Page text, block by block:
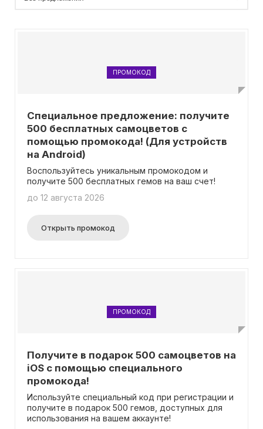
ПРОМОКОД
Специальное предложение: получите
500 бесплатных самоцветов с
помощью промокода! (Для устройств
на Android)
Воспользуйтесь уникальным промокодом и
получите 500 бесплатных гемов на ваш счет!
до 12 августа 2026
Открыть промокод
ПРОМОКОД
Получите в подарок 500 самоцветов на
iOS с помощью специального
промокода!
Используйте специальный код при регистрации и
получите в подарок 500 гемов, доступных для
использования на вашем аккаунте!